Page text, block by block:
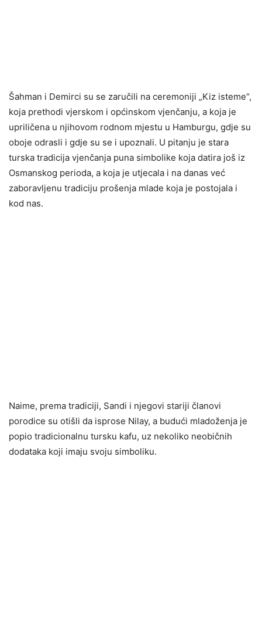
Šahman i Demirci su se zaručili na ceremoniji „Kiz isteme“,
koja prethodi vjerskom i općinskom vjenčanju, a koja je
upriličena u njihovom rodnom mjestu u Hamburgu, gdje su
oboje odrasli i gdje su se i upoznali. U pitanju je stara
turska tradicija vjenčanja puna simbolike koja datira još iz
Osmanskog perioda, a koja je utjecala i na danas već
zaboravljenu tradiciju prošenja mlade koja je postojala i
kod nas.
Naime, prema tradiciji, Sandi i njegovi stariji članovi
porodice su otišli da isprose Nilay, a budući mladoženja je
popio tradicionalnu tursku kafu, uz nekoliko neobičnih
dodataka koji imaju svoju simboliku.